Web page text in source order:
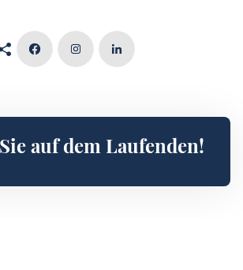
auf dem Laufenden!